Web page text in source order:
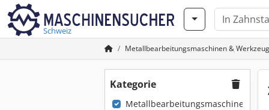
Schweiz
Metallbearbeitungsmaschinen &
Kategorie
Metallbearbeitungsmaschinen